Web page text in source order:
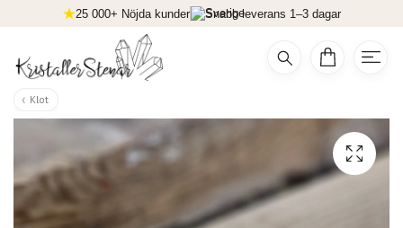
25 000+ Nöjda kunder Snabb leverans 1–3 dagar
Klot